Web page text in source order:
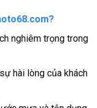
nghiêm trọng trong
hài lòng của khách